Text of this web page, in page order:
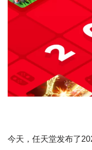
今天，任天堂发布了